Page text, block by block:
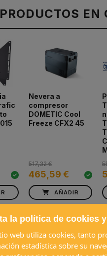
PRODUCTOS EN
Nevera a
compresor
DOMETIC Cool
Freeze CFX2 45
465,59 €
517,32 €
AÑADIR
la política de cookies
web utiliza cookies, tanto
estadística sobre su